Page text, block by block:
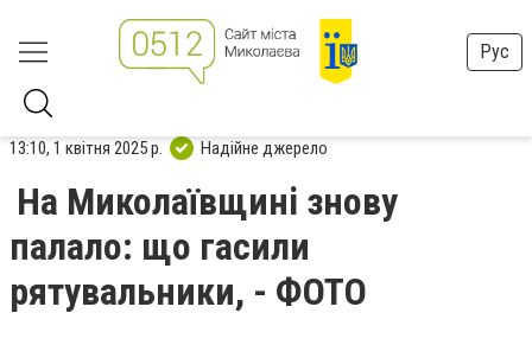
Рус
13:10, 1 квітня 2025 р. Надійне джерело
На Миколаївщині знову
палало: що гасили
рятувальники, - ФОТО